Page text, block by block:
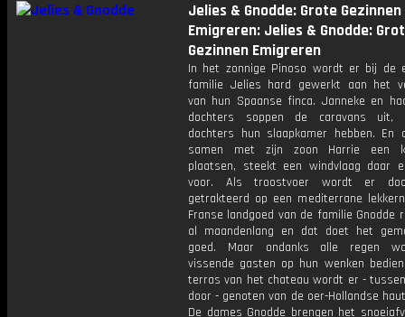
Jelies & Gnodde: Grote Gezinnen
Emigreren: Jelies & Gnodde:
Gezinnen Emigreren
In het zonnige Pinoso wordt er bij de
familie Jelies hard gewerkt aan het
van hun Spaanse finca. Janneke en
dochters soppen de caravans uit,
dochters hun slaapkamer hebben. En
samen met zijn zoon Harrie een
plaatsen, steekt een windvlaag daar
voor. Als troostvoer wordt er
getrakteerd op een mediterrane
Franse landgoed van de familie Gnodde
al maandenlang en dat doet het
goed. Maar ondanks alle regen
vissende gasten op hun wenken
terras van het chateau wordt er -
door - genoten van de oer-Hollandse
De dames Gnodde brengen het